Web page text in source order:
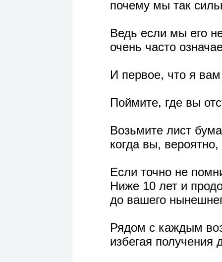
почему мы так
Ведь если мы его
очень часто
И первое, что я
Поймите, где вы
Возьмите лист
когда вы,
Если точно не
Ниже 10 лет и
до вашего
Рядом с каждым
избегая получения